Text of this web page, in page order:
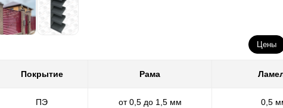
Цены
Покрытие Рама
ПЭ от 0,5 до 1,5 мм 0,5